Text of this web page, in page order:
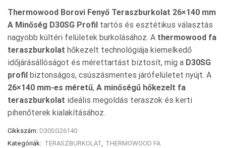
Thermowood Borovi Fenyő Teraszburkolat 26×140 mm
A Minőség D30SG Profil tartós és esztétikus választás
nagyobb kültéri felületek burkolásához. A thermowood fa
teraszburkolat hőkezelt technológiája kiemelkedő
időjárásállóságot és mérettartást biztosít, míg a D30SG
profil biztonságos, csúszásmentes járófelületet nyújt. A
26×140 mm-es méretű, A minőségű hőkezelt fa
teraszburkolat ideális megoldás teraszok és kerti
pihenőterek kialakításához.
Cikkszám: D30SG26140
Kategóriák: TERASZBURKOLAT, THERMOWOOD FA